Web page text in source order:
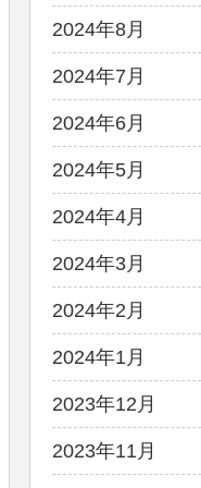
2024年8月
2024年7月
2024年6月
2024年5月
2024年4月
2024年3月
2024年2月
2024年1月
2023年12月
2023年11月